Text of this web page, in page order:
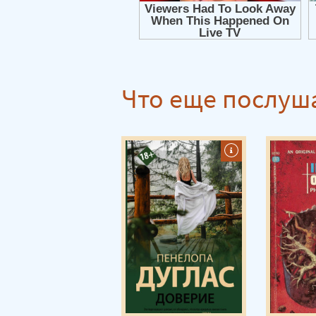
Идеальная смерть Мияко Сумиды 13
Идеальная смерть Мияко Сумиды 14
Идеальная смерть Мияко Сумиды 17
Идеальная смерть Мияко Сумиды 19
Идеальная смерть Мияко Сумиды 20
Идеальная смерть Мияко Сумиды 21
Идеальная смерть Мияко Сумиды 22
Идеальная смерть Мияко Сумиды 23
Идеальная смерть Мияко Сумиды 24
Идеальная смерть Мияко Сумиды 25
Идеальная смерть Мияко Сумиды 26
Что еще